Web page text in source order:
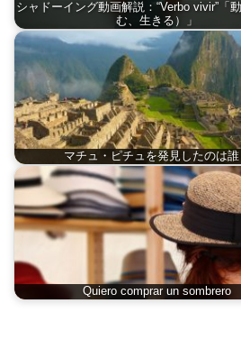
シャドーイング動画解説：“Verbo vivir”「
む、生きる）」
マチュ・ピチュを発見したのは誰
Quiero comprar un sombrero